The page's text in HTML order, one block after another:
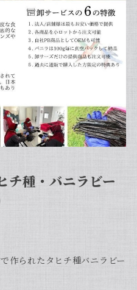
チ種・バニラビー
作られたタヒチ種バニラビー